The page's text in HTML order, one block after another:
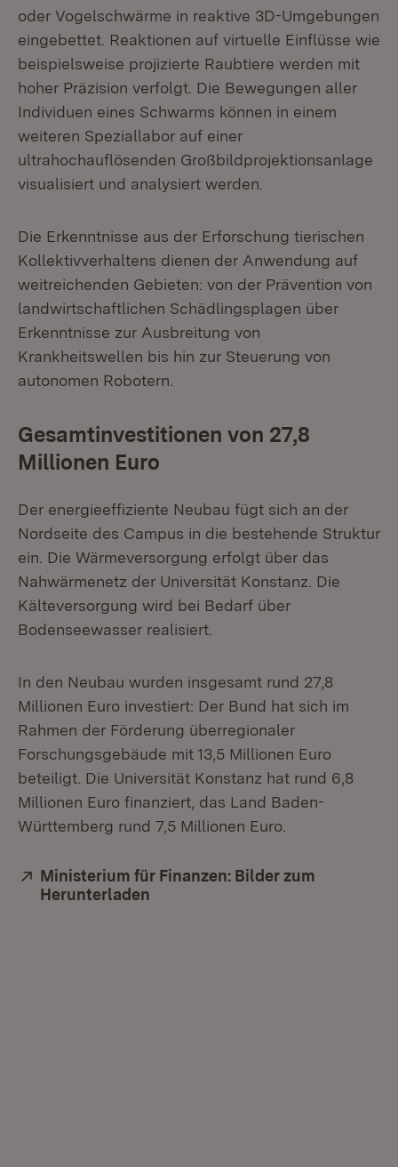
oder Vogelschwärme in reaktive 3D-Umgebungen
eingebettet. Reaktionen auf virtuelle Einflüsse wie
beispielsweise projizierte Raubtiere werden mit
hoher Präzision verfolgt. Die Bewegungen aller
Individuen eines Schwarms können in einem
weiteren Speziallabor auf einer
ultrahochauflösenden Großbildprojektionsanlage
visualisiert und analysiert werden.
Die Erkenntnisse aus der Erforschung tierischen
Kollektivverhaltens dienen der Anwendung auf
weitreichenden Gebieten: von der Prävention von
landwirtschaftlichen Schädlingsplagen über
Erkenntnisse zur Ausbreitung von
Krankheitswellen bis hin zur Steuerung von
autonomen Robotern.
Gesamtinvestitionen von 27,8
Millionen Euro
Der energieeffiziente Neubau fügt sich an der
Nordseite des Campus in die bestehende Struktur
ein. Die Wärmeversorgung erfolgt über das
Nahwärmenetz der Universität Konstanz. Die
Kälteversorgung wird bei Bedarf über
Bodenseewasser realisiert.
In den Neubau wurden insgesamt rund 27,8
Millionen Euro investiert: Der Bund hat sich im
Rahmen der Förderung überregionaler
Forschungsgebäude mit 13,5 Millionen Euro
beteiligt. Die Universität Konstanz hat rund 6,8
Millionen Euro finanziert, das Land Baden-
Württemberg rund 7,5 Millionen Euro.
Extern:
Ministerium für Finanzen: Bilder zum
Herunterladen